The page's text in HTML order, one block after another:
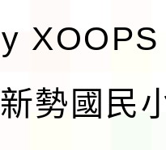
XOOPS
勢國民